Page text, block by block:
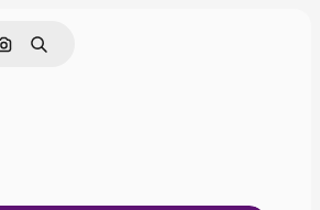
画像で検索
検索